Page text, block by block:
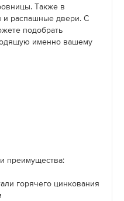
Также в
и распашные двери. С
подобрать
именно вашему
преимущества:
горячего цинкования